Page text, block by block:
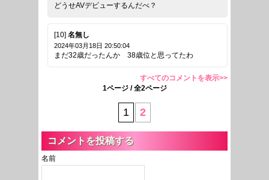
どうせAVデビューするんだべ？
[10] 名無し
2024年03月18日 20:50:04
まだ32歳だったんか 38歳位と思ってたわ
すべてのコメントを表示>>
1ページ / 全2ページ
1 2
コメントを投稿する
名前